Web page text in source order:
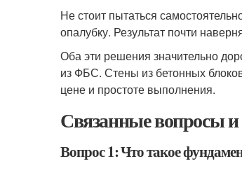
Не стоит пытаться
опалубку. Результат почти
Оба эти решения значительно
из ФБС. Стены из бетонных
цене и простоте выполнения.
Связанные вопросы
Вопрос 1: Что такое